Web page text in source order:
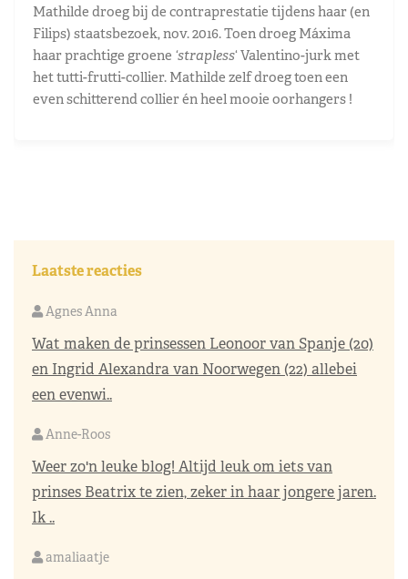
Mathilde droeg bij de contraprestatie tijdens haar (en
Filips) staatsbezoek, nov. 2016. Toen droeg Máxima
haar prachtige groene ‘strapless‘ Valentino-jurk met
het tutti-frutti-collier. Mathilde zelf droeg toen een
even schitterend collier én heel mooie oorhangers !
Laatste reacties
Agnes Anna
Wat maken de prinsessen Leonoor van Spanje (20)
en Ingrid Alexandra van Noorwegen (22) allebei
een evenwi..
Anne-Roos
Weer zo'n leuke blog! Altijd leuk om iets van
prinses Beatrix te zien, zeker in haar jongere jaren.
Ik ..
amaliaatje